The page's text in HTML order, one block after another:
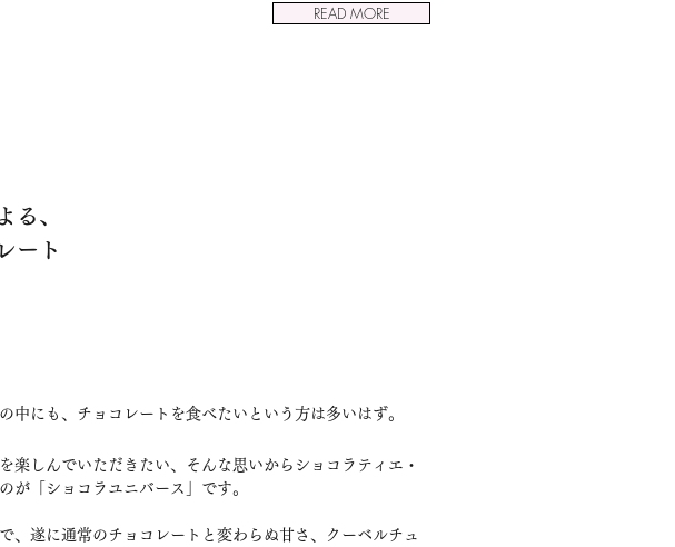
READ MORE
る、
ート
中にも、チョコレートを食べたいという方は多いはず。
楽しんでいただきたい、そんな思いからショコラティエ・
が「ショコラユニバース」です。
、遂に通常のチョコレートと変わらぬ甘さ、クーベルチュ